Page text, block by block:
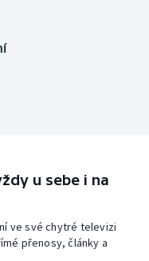
u sebe i na
ve své chytré televizi
přenosy, články a